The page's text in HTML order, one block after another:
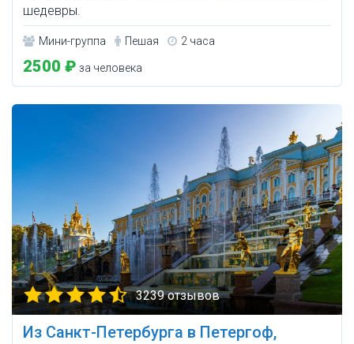
шедевры.
Мини-группа Пешая 2 часа
2500 ₽ за человека
3239 отзывов
Из Санкт-Петербурга в Петергоф,